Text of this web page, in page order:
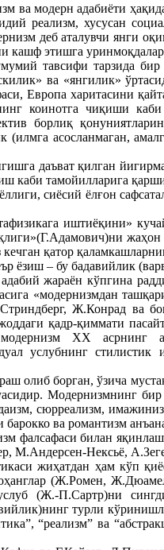
ва модерн адабиёти
реализм, хусусан
деб аталувчи янги
кашф этишга
тавсифи тарзида
ва «янгилик»
Европа харитасини
коинотга чиқиши
борлиқ
(илмга асосланмаган,
даъват қилган
каби тамойилларига
сиёсий ёлғон
иштиёқини»
кечган қатор
ёзиш – бу бадавийлик
жараён кўпгина
«модернизмдан
Ж.Конрад ва
қадр-қиммати
XX асрнинг
услубнинг
олиб борган, ўзича
Модернизмнинг бир
сюрреализм,
ва романтизм
билан
М.Андерсен-Нексьё,
жиҳатдан ҳам кўп
(Ж.Ромен,
(Ж.-П.Сартр)ни
турли
“реализм” ва